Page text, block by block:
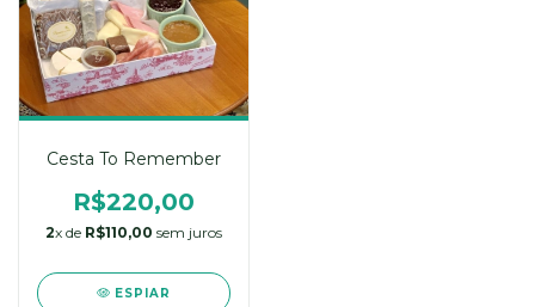
Cesta To Remember
R$220,00
2x de R$110,00 sem juros
ESPIAR